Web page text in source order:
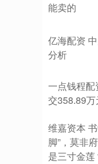
能卖的
亿海配资
分析
一点钱程
交358.89万
维嘉资本
脚”，莫非
是三寸金莲